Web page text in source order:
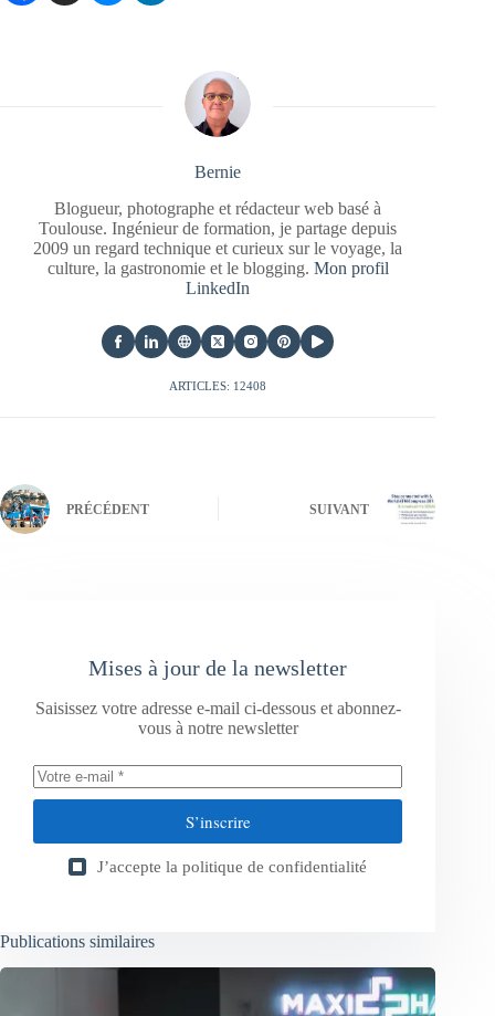
Bernie
Blogueur, photographe et rédacteur web basé à
Toulouse. Ingénieur de formation, je partage depuis
2009 un regard technique et curieux sur le voyage, la
culture, la gastronomie et le blogging. Mon profil
LinkedIn
ARTICLES: 12408
PRÉCÉDENT SUIVANT
Mises à jour de la newsletter
Saisissez votre adresse e-mail ci-dessous et abonnez-
vous à notre newsletter
S’inscrire
J’accepte la politique de confidentialité
Publications similaires